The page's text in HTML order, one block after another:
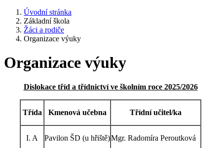
Úvodní stránka
Základní škola
Žáci a rodiče
Organizace výuky
Organizace výuky
Dislokace tříd a třídnictví ve školním roce 2025/2026
Třída Kmenová učebna Třídní učitel/ka
I. A Pavilon ŠD (u hřiště)Mgr. Radomíra Peroutková